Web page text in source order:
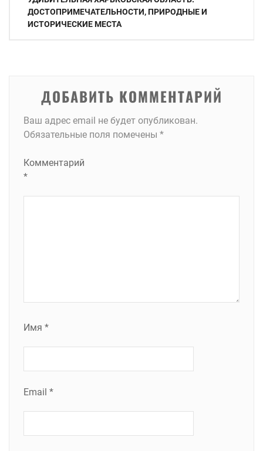
ДОСТОПРИМЕЧАТЕЛЬНОСТИ, ПРИРОДНЫЕ И
ИСТОРИЧЕСКИЕ МЕСТА
ДОБАВИТЬ КОММЕНТАРИЙ
Ваш адрес email не будет опубликован.
Обязательные поля помечены *
Комментарий
*
Имя *
Email *